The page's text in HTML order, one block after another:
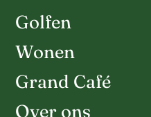
Golfen
Wonen
Grand Café
Over ons